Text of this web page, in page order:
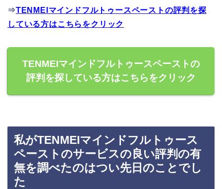
⇒TENMEIマインドフルトゥースペーストの評判を探
している方はこちらをクリック
TENMEIマインドフルトゥースペーストの
評判を探している方はこちらをクリック
私がTENMEIマインドフルトゥース
ペーストのサービスの良い評判の有
無を調べたのはつい先日のことでし
た